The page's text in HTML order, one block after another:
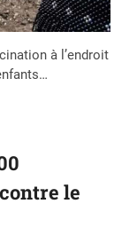
à l’endroit
le